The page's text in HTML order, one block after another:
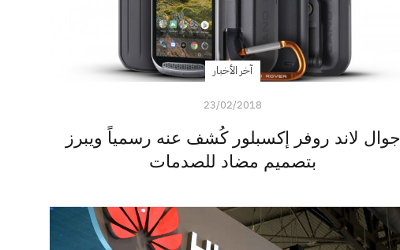
آخر الأخبار
23/02/2018
جوال لاند روفر إكسبلور كُشف عنه رسمياً ويبرز
بتصميم مضاد للصدمات